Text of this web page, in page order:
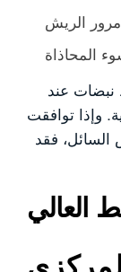
مرور الريش
المحاذاة
عند
وإذا توافقت
فقد
العالي